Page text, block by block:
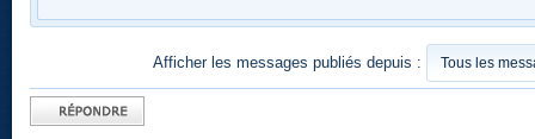
Afficher les messages publiés depuis :
Publier une
réponse